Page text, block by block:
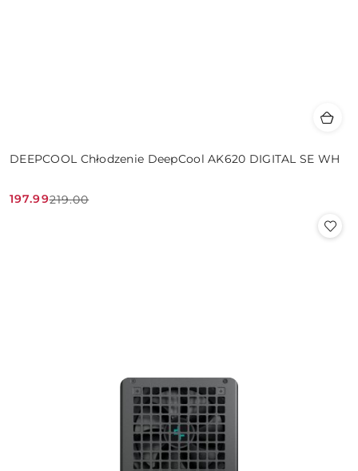
DEEPCOOL Chłodzenie DeepCool AK620 DIGITAL SE WH
Cena
197.99
Cena
219.00